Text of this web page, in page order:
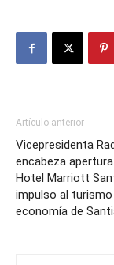
Artículo anterior
Vicepresidenta
encabeza
Hotel Marriott
impulso al turismo
economía de